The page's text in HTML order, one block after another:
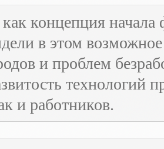
как концепция начала
в этом
и проблем
технологий
и работников.